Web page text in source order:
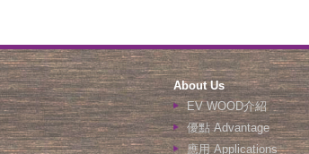
About Us
EV WOOD介紹
優點 Advantage
應用 Applications